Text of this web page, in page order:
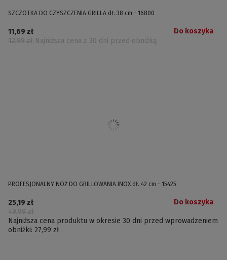
SZCZOTKA DO CZYSZCZENIA GRILLA dł. 38 cm - 16800
11,69 zł
12,99 zł Najniższa cena z 30 dni przed obniżką
Do koszyka
PROFESJONALNY NÓŻ DO GRILLOWANIA INOX dł. 42 cm - 15425
25,19 zł
49,99 zł
Najniższa cena produktu w okresie 30 dni przed wprowadzeniem
obniżki: 27,99 zł
Do koszyka